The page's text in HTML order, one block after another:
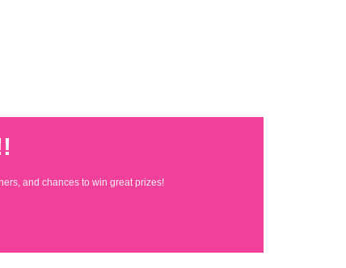
and chances to win great prizes!